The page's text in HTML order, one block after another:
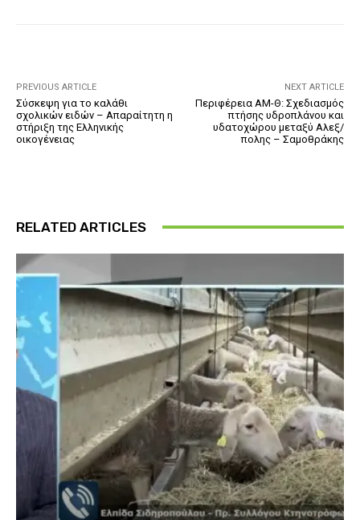
PREVIOUS ARTICLE
Σύσκεψη για το καλάθι
σχολικών ειδών – Απαραίτητη η
στήριξη της Ελληνικής
οικογένειας
NEXT ARTICLE
Περιφέρεια ΑΜ-Θ: Σχεδιασμός
πτήσης υδροπλάνου και
υδατοχώρου μεταξύ Αλεξ/
πολης – Σαμοθράκης
RELATED ARTICLES